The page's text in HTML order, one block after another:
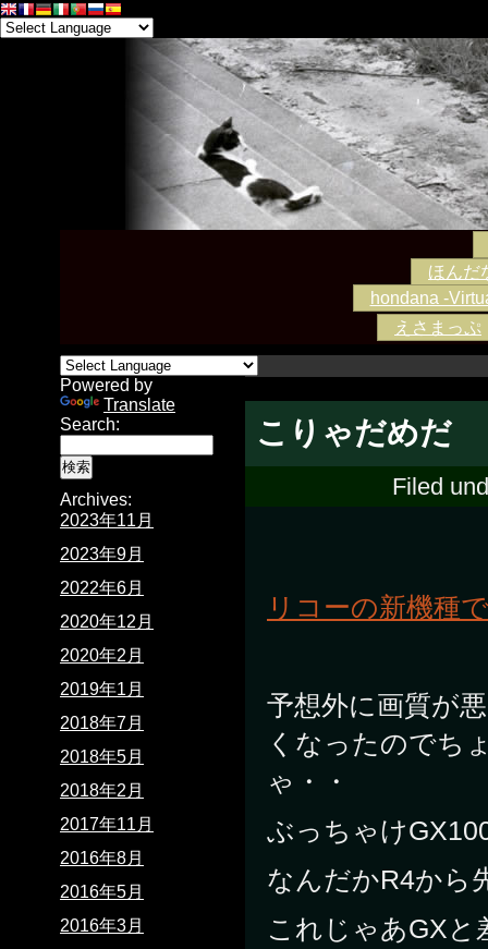
ほんだ
hondana -
えさまっぷ
こりゃだめだ
Filed
リコーの新機種
予想外に画質が
くなったのでち
ゃ・・
ぶっちゃけ
なんだかR4から
これじゃあGXと
Powered by
Translate
Search:
Archives:
2023年11月
2023年9月
2022年6月
2020年12月
2020年2月
2019年1月
2018年7月
2018年5月
2018年2月
2017年11月
2016年8月
2016年5月
2016年3月